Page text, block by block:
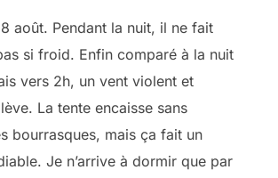
août. Pendant la nuit, il ne fait
si froid. Enfin comparé à la nuit
vers 2h, un vent violent et
La tente encaisse sans
bourrasques, mais ça fait un
Je n’arrive à dormir que par